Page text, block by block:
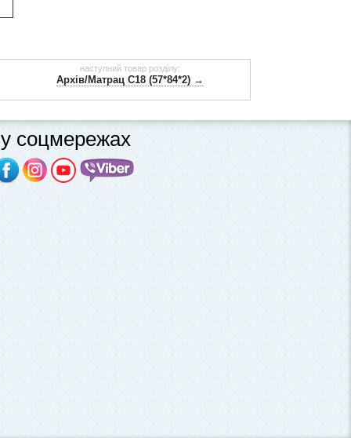
наступний товар розділу:
Архів/Матрац С18 (57*84*2) →
соцмережах